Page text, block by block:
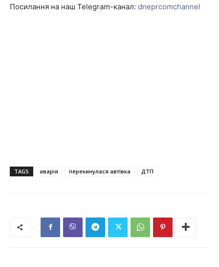
Посилання на наш Telegram-канал: dneprcomchannel
TAGS аварія перекинулася автівка ДТП